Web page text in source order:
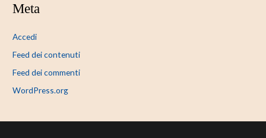
Meta
Accedi
Feed dei contenuti
Feed dei commenti
WordPress.org